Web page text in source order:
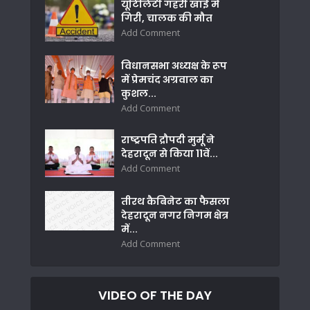
यूटिलिटी गहरी खाई में
गिरी, चालक की मौत
Add Comment
विधानसभा अध्यक्ष के रूप
में प्रेमचंद अग्रवाल का
कुशल...
Add Comment
राष्ट्रपति द्रौपदी मुर्मू ने
देहरादून से किया 11वें...
Add Comment
तीरथ कैबिनेट का फैसला
देहरादून नगर निगम क्षेत्र
में...
Add Comment
VIDEO OF THE DAY